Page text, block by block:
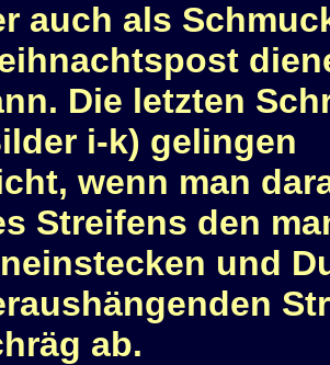
auch als
Die letzten
i-k) gelingen
wenn man
Streifens den
und
ab.